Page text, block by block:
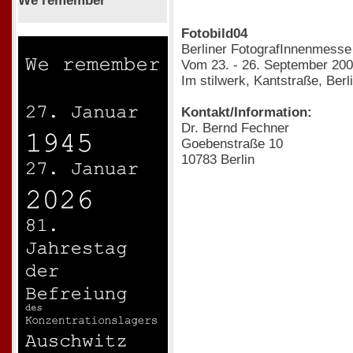
Fotobild04
Berliner FotografInnenmesse
Vom 23. - 26. September
Im stilwerk, Kantstraße,
Kontakt/Information:
Dr. Bernd Fechner
Goebenstraße 10
10783 Berlin